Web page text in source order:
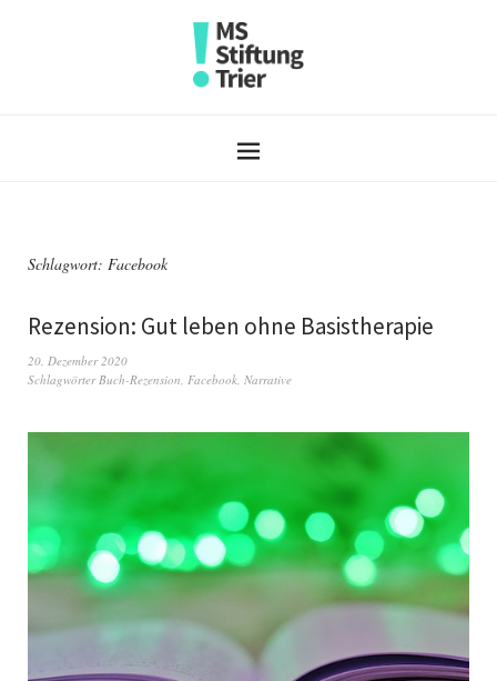
Schlagwort: Facebook
Rezension: Gut leben ohne Basistherapie
20. Dezember 2020
Schlagwörter Buch-Rezension Facebook Narrative